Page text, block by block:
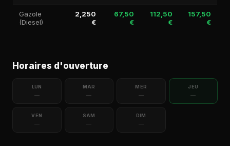
Gazole
(Diesel)
2,250
€
67,50
€
112,50
€
157,50
€
Horaires d'ouverture
LUN
—
MAR
—
MER
—
JEU
—
VEN
—
SAM
—
DIM
—